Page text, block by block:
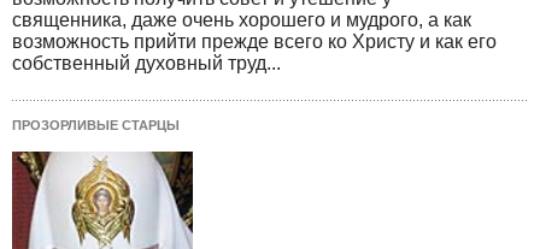
священника, даже очень хорошего и мудрого, а как
возможность прийти прежде всего ко Христу и как его
собственный духовный труд...
ПРОЗОРЛИВЫЕ СТАРЦЫ